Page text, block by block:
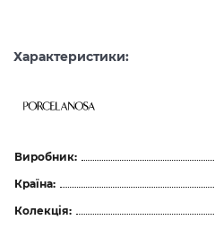
Характеристики:
Виробник:
Країна:
Колекція: